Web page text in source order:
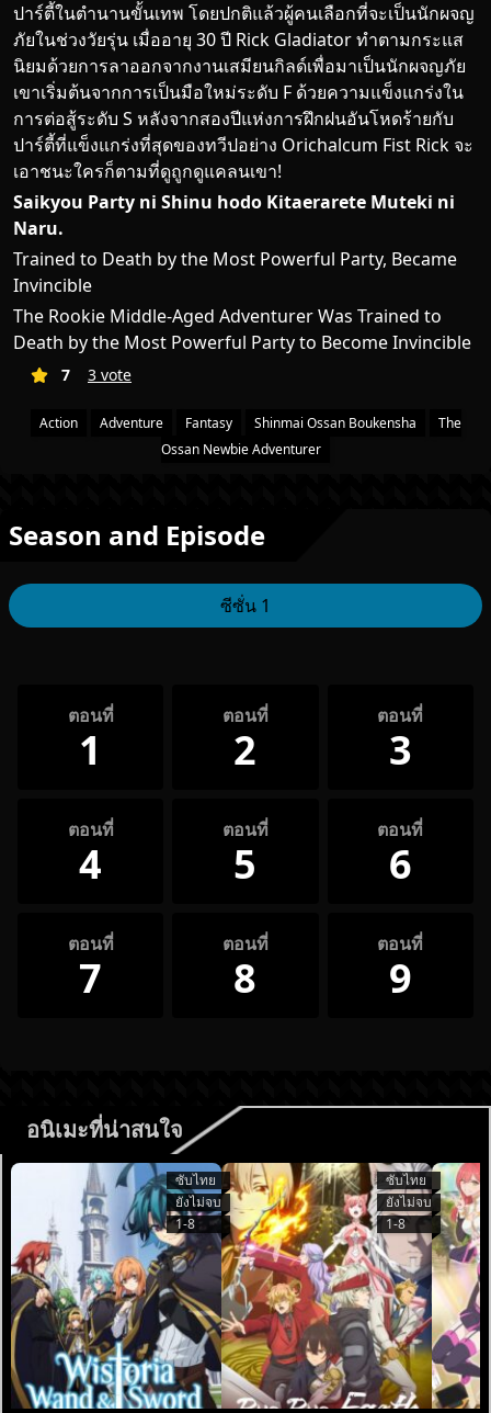
ปาร์ตี้ในตำนานขั้นเทพ โดยปกติแล้วผู้คนเลือกที่จะเป็นนักผจญ
ภัยในช่วงวัยรุ่น เมื่ออายุ 30 ปี Rick Gladiator ทำตามกระแส
นิยมด้วยการลาออกจากงานเสมียนกิลด์เพื่อมาเป็นนักผจญภัย
เขาเริ่มต้นจากการเป็นมือใหม่ระดับ F ด้วยความแข็งแกร่งใน
การต่อสู้ระดับ S หลังจากสองปีแห่งการฝึกฝนอันโหดร้ายกับ
ปาร์ตี้ที่แข็งแกร่งที่สุดของทวีปอย่าง Orichalcum Fist Rick จะ
เอาชนะใครก็ตามที่ดูถูกดูแคลนเขา!
Saikyou Party ni Shinu hodo Kitaerarete Muteki ni
Naru.
Trained to Death by the Most Powerful Party, Became
Invincible
The Rookie Middle-Aged Adventurer Was Trained to
Death by the Most Powerful Party to Become Invincible
7 3 vote
Action Adventure Fantasy Shinmai Ossan Boukensha
The
Ossan Newbie Adventurer
Season and Episode
ซีซั่น 1
ตอนที่
1
ตอนที่
2
ตอนที่
3
ตอนที่
4
ตอนที่
5
ตอนที่
6
ตอนที่
7
ตอนที่
8
ตอนที่
9
อนิเมะที่น่าสนใจ
ซับไทย
ยังไม่จบ
1-8
ซับไทย
ยังไม่จบ
1-8